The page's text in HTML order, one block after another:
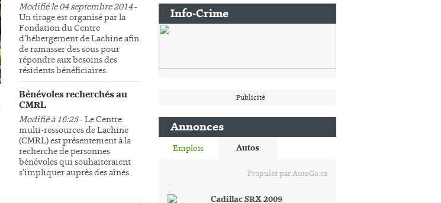
Modifié le 04 septembre 2014-
Un tirage est organisé par la
Fondation du Centre
d’hébergement de Lachine afin
de ramasser des sous pour
répondre aux besoins des
résidents bénéficiaires.
Bénévoles recherchés au
CMRL
Modifié à 16:25- Le Centre
multi-ressources de Lachine
(CMRL) est présentement à la
recherche de personnes
bénévoles qui souhaiteraient
s’impliquer auprès des aînés.
Info-Crime
Publicité
Annonces
Emplois Autos
Propulsé par AutoGo.ca
Cadillac SRX 2009